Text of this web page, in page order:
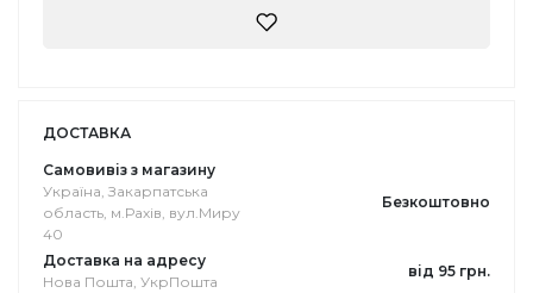
ДОСТАВКА
Самовивіз з магазину
Україна, Закарпатська
область, м.Рахів, вул.Миру
40
Безкоштовно
Доставка на адресу
Нова Пошта, УкрПошта
від 95 грн.